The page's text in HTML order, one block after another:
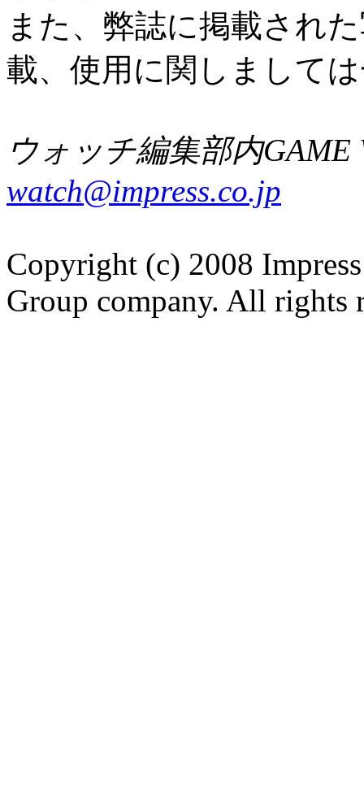
また、弊誌に掲載され
載、使用に関しまして
ウォッチ編集部内GAME
watch@impress.co.jp
Copyright (c) 2008
Group company. All rights